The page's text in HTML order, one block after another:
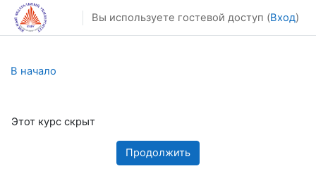
Перейти к основному содержанию
Вы используете гостевой доступ (Вход)
В начало
Этот курс скрыт
Продолжить